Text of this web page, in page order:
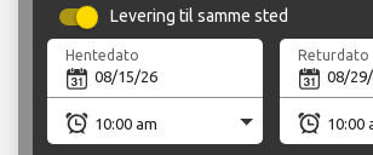
Levering til samme sted
Hentedato Returdato